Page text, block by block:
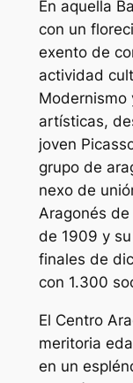
En aquella
con un
exento de
actividad
Modernismo
artísticas,
joven
grupo de
nexo de
Aragonés
de 1909 y
finales de
con 1.300
El Centro
meritoria
en un